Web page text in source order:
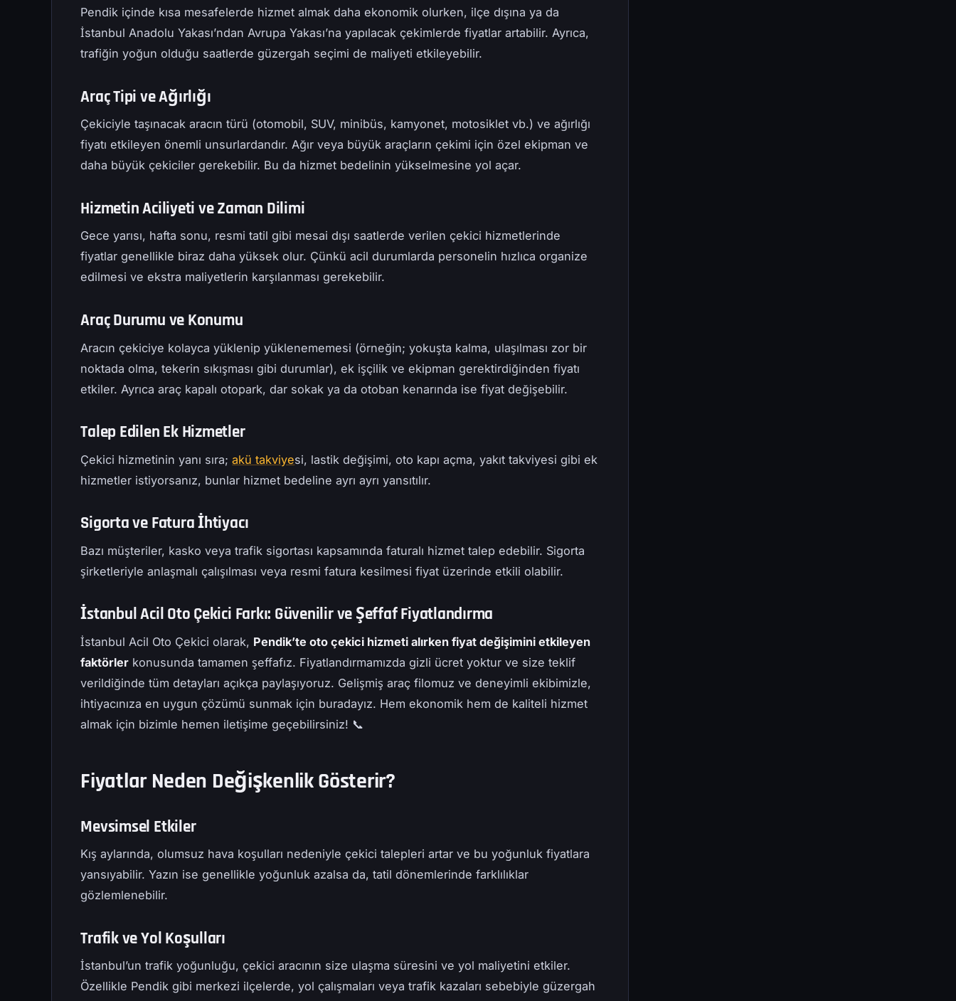
Pendik içinde kısa mesafelerde hizmet almak daha ekonomik olurken, ilçe dışına ya da
İstanbul Anadolu Yakası’ndan Avrupa Yakası’na yapılacak çekimlerde fiyatlar artabilir. Ayrıca,
trafiğin yoğun olduğu saatlerde güzergah seçimi de maliyeti etkileyebilir.
Araç Tipi ve Ağırlığı
Çekiciyle taşınacak aracın türü (otomobil, SUV, minibüs, kamyonet, motosiklet vb.) ve ağırlığı
fiyatı etkileyen önemli unsurlardandır. Ağır veya büyük araçların çekimi için özel ekipman ve
daha büyük çekiciler gerekebilir. Bu da hizmet bedelinin yükselmesine yol açar.
Hizmetin Aciliyeti ve Zaman Dilimi
Gece yarısı, hafta sonu, resmi tatil gibi mesai dışı saatlerde verilen çekici hizmetlerinde
fiyatlar genellikle biraz daha yüksek olur. Çünkü acil durumlarda personelin hızlıca organize
edilmesi ve ekstra maliyetlerin karşılanması gerekebilir.
Araç Durumu ve Konumu
Aracın çekiciye kolayca yüklenip yüklenememesi (örneğin; yokuşta kalma, ulaşılması zor bir
noktada olma, tekerin sıkışması gibi durumlar), ek işçilik ve ekipman gerektirdiğinden fiyatı
etkiler. Ayrıca araç kapalı otopark, dar sokak ya da otoban kenarında ise fiyat değişebilir.
Talep Edilen Ek Hizmetler
Çekici hizmetinin yanı sıra;akü takviyesi, lastik değişimi, oto kapı açma, yakıt takviyesi gibi ek
hizmetler istiyorsanız, bunlar hizmet bedeline ayrı ayrı yansıtılır.
Sigorta ve Fatura İhtiyacı
Bazı müşteriler, kasko veya trafik sigortası kapsamında faturalı hizmet talep edebilir. Sigorta
şirketleriyle anlaşmalı çalışılması veya resmi fatura kesilmesi fiyat üzerinde etkili olabilir.
İstanbul Acil Oto Çekici Farkı: Güvenilir ve Şeffaf Fiyatlandırma
İstanbul Acil Oto Çekici olarak, Pendik’te oto çekici hizmeti alırken fiyat değişimini etkileyen
faktörler konusunda tamamen şeffafız. Fiyatlandırmamızda gizli ücret yoktur ve size teklif
verildiğinde tüm detayları açıkça paylaşıyoruz. Gelişmiş araç filomuz ve deneyimli ekibimizle,
ihtiyacınıza en uygun çözümü sunmak için buradayız. Hem ekonomik hem de kaliteli hizmet
almak için bizimle hemen iletişime geçebilirsiniz! 📞
Fiyatlar Neden Değişkenlik Gösterir?
Mevsimsel Etkiler
Kış aylarında, olumsuz hava koşulları nedeniyle çekici talepleri artar ve bu yoğunluk fiyatlara
yansıyabilir. Yazın ise genellikle yoğunluk azalsa da, tatil dönemlerinde farklılıklar
gözlemlenebilir.
Trafik ve Yol Koşulları
İstanbul’un trafik yoğunluğu, çekici aracının size ulaşma süresini ve yol maliyetini etkiler.
Özellikle Pendik gibi merkezi ilçelerde, yol çalışmaları veya trafik kazaları sebebiyle güzergah